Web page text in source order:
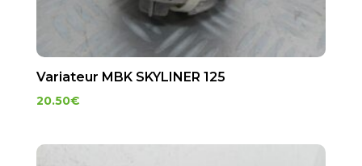
Variateur MBK SKYLINER 125
20.50€